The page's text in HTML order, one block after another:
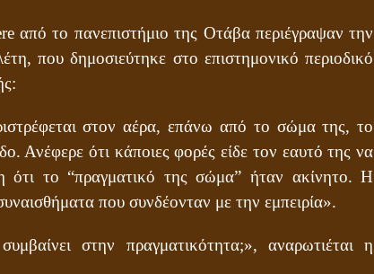
από το πανεπιστήμιο της Οτάβα περιέγραψαν την
που δημοσιεύτηκε στο επιστημονικό περιοδικό
στον αέρα, επάνω από το σώμα της, το
Ανέφερε ότι κάποιες φορές είδε τον εαυτό της να
ότι το “πραγματικό της σώμα” ήταν ακίνητο. Η
που συνδέονταν με την εμπειρία».
στην πραγματικότητα;», αναρωτιέται η